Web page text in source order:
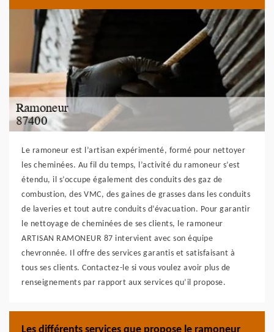
Le ramoneur est l’artisan expérimenté, formé pour nettoyer
les cheminées. Au fil du temps, l’activité du ramoneur s’est
étendu, il s’occupe également des conduits des gaz de
combustion, des VMC, des gaines de grasses dans les conduits
de laveries et tout autre conduits d’évacuation. Pour garantir
le nettoyage de cheminées de ses clients, le ramoneur
ARTISAN RAMONEUR 87 intervient avec son équipe
chevronnée. Il offre des services garantis et satisfaisant à
tous ses clients. Contactez-le si vous voulez avoir plus de
renseignements par rapport aux services qu’il propose.